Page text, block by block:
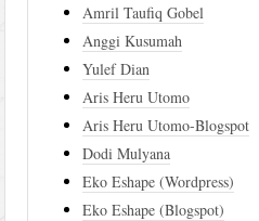
Amril Taufiq Gobel
Anggi Kusumah
Yulef Dian
Aris Heru Utomo
Aris Heru Utomo-Blogspot
Dodi Mulyana
Eko Eshape (Wordpress)
Eko Eshape (Blogspot)